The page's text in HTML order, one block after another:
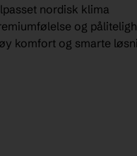
nordisk klima
og
komfort og smarte